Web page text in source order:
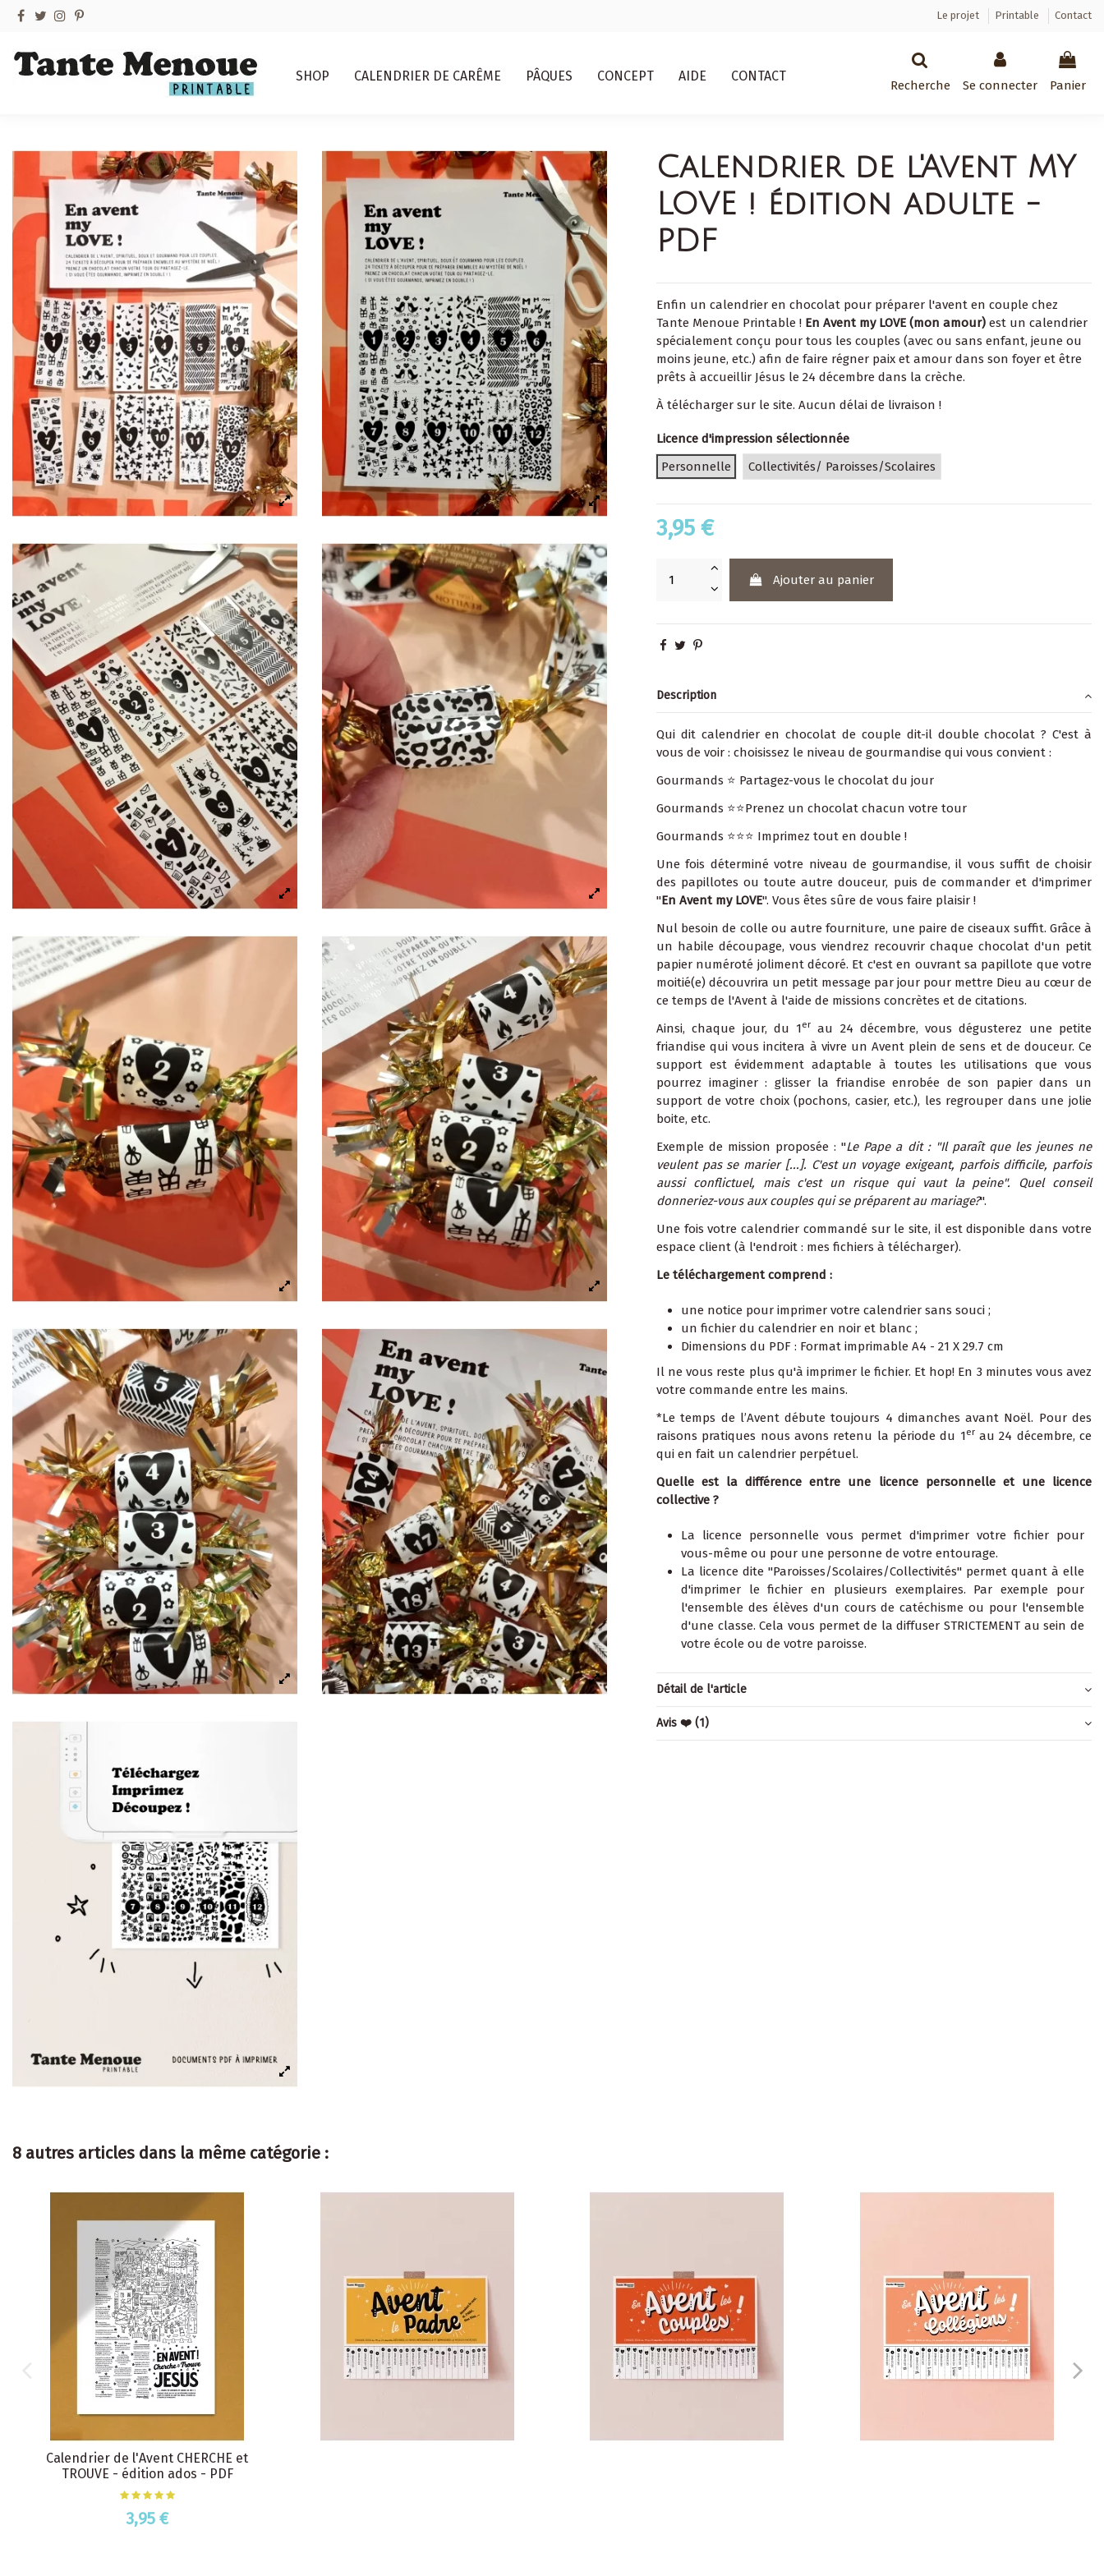
Le projet Printable Contact
SHOP CALENDRIER DE CARÊME PÂQUES CONCEPT AIDE CONTACT
Recherche Se connecter Panier
Calendrier de l'Avent MY
LOVE ! édition adulte -
PDF
Enfin un calendrier en chocolat pour préparer l'avent en couple chez
Tante Menoue Printable ! En Avent my LOVE (mon amour) est un calendrier
spécialement conçu pour tous les couples (avec ou sans enfant, jeune ou
moins jeune, etc.) afin de faire régner paix et amour dans son foyer et être
prêts à accueillir Jésus le 24 décembre dans la crèche.
À télécharger sur le site. Aucun délai de livraison !
Licence d'impression sélectionnée
Personnelle
Collectivités/ Paroisses/Scolaires
3,95 €
Ajouter au panier
Description
Qui dit calendrier en chocolat de couple dit-il double chocolat ? C'est à
vous de voir : choisissez le niveau de gourmandise qui vous convient :
Gourmands ⭐ Partagez-vous le chocolat du jour
Gourmands ⭐⭐️Prenez un chocolat chacun votre tour
Gourmands ⭐⭐⭐ Imprimez tout en double !
Une fois déterminé votre niveau de gourmandise, il vous suffit de choisir
des papillotes ou toute autre douceur, puis de commander et d'imprimer
"En Avent my LOVE". Vous êtes sûre de vous faire plaisir !
Nul besoin de colle ou autre fourniture, une paire de ciseaux suffit. Grâce à
un habile découpage, vous viendrez recouvrir chaque chocolat d'un petit
papier numéroté joliment décoré. Et c'est en ouvrant sa papillote que votre
moitié(e) découvrira un petit message par jour pour mettre Dieu au cœur de
ce temps de l'Avent à l'aide de missions concrètes et de citations.
Ainsi, chaque jour, du 1er au 24 décembre, vous dégusterez une petite
friandise qui vous incitera à vivre un Avent plein de sens et de douceur. Ce
support est évidemment adaptable à toutes les utilisations que vous
pourrez imaginer : glisser la friandise enrobée de son papier dans un
support de votre choix (pochons, casier, etc.), les regrouper dans une jolie
boite, etc.
Exemple de mission proposée : "Le Pape a dit : "Il paraît que les jeunes ne
veulent pas se marier [...]. C'est un voyage exigeant, parfois difficile, parfois
aussi conflictuel, mais c'est un risque qui vaut la peine". Quel conseil
donneriez-vous aux couples qui se préparent au mariage?".
Une fois votre calendrier commandé sur le site, il est disponible dans votre
espace client (à l'endroit : mes fichiers à télécharger).
Le téléchargement comprend :
une notice pour imprimer votre calendrier sans souci ;
un fichier du calendrier en noir et blanc ;
Dimensions du PDF : Format imprimable A4 - 21 X 29.7 cm
Il ne vous reste plus qu'à imprimer le fichier. Et hop! En 3 minutes vous avez
votre commande entre les mains.
*Le temps de l’Avent débute toujours 4 dimanches avant Noël. Pour des
raisons pratiques nous avons retenu la période du 1erau 24 décembre, ce
qui en fait un calendrier perpétuel.
Quelle est la différence entre une licence personnelle et une licence
collective ?
La licence personnelle vous permet d'imprimer votre fichier pour
vous-même ou pour une personne de votre entourage.
La licence dite "Paroisses/Scolaires/Collectivités" permet quant à elle
d'imprimer le fichier en plusieurs exemplaires. Par exemple pour
l'ensemble des élèves d'un cours de catéchisme ou pour l'ensemble
d'une classe. Cela vous permet de la diffuser STRICTEMENT au sein de
votre école ou de votre paroisse.
Détail de l'article
Avis ❤️ (1)
8 autres articles dans la même catégorie :
Calendrier de l'Avent CHERCHE et
TROUVE - édition ados - PDF
3,95 €